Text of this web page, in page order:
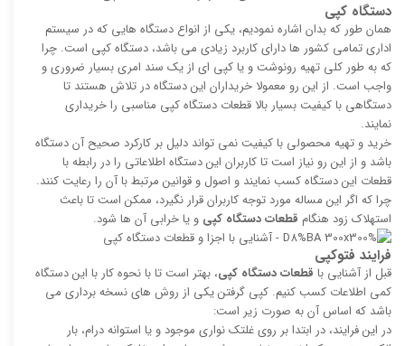
دستگاه کپی
همان طور که بدان اشاره نمودیم، یکی از انواع دستگاه هایی که در سیستم
اداری تمامی کشور ها دارای کاربرد زیادی می باشد، دستگاه کپی است. چرا
که به طور کلی تهیه رونوشت و یا کپی ای از یک سند امری بسیار ضروری و
واجب است. از این رو معمولا خریداران این دستگاه در تلاش هستند تا
دستگاهی با کیفیت بسیار بالا قطعات دستگاه کپی مناسبی را خریداری
نمایند.
خرید و تهیه محصولی با کیفیت نمی تواند دلیل بر کارکرد صحیح آن دستگاه
باشد و از این رو نیاز است تا کاربران این دستگاه اطلاعاتی را در رابطه با
قطعات این دستگاه کسب نمایند و اصول و قوانین مرتبط با آن را رعایت کنند.
چرا که اگر این مساله مورد توجه کاربران قرار نگیرد، ممکن است تا باعث
استهلاک زود هنگام قطعات دستگاه کپی و یا خرابی آن ها شود.
فرایند فتوکپی
قبل از آشنایی با قطعات دستگاه کپی، بهتر است تا با نحوه کار با این دستگاه
کمی اطلاعات کسب کنیم. کپی گرفتن یکی از روش های نسخه برداری می
باشد که اساس آن به صورت زیر است:
در این فرایند، در ابتدا بر روی غلتک نواری موجود و یا استوانه درام، بار